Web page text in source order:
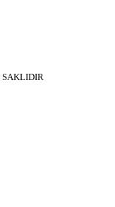
SAKLIDIR